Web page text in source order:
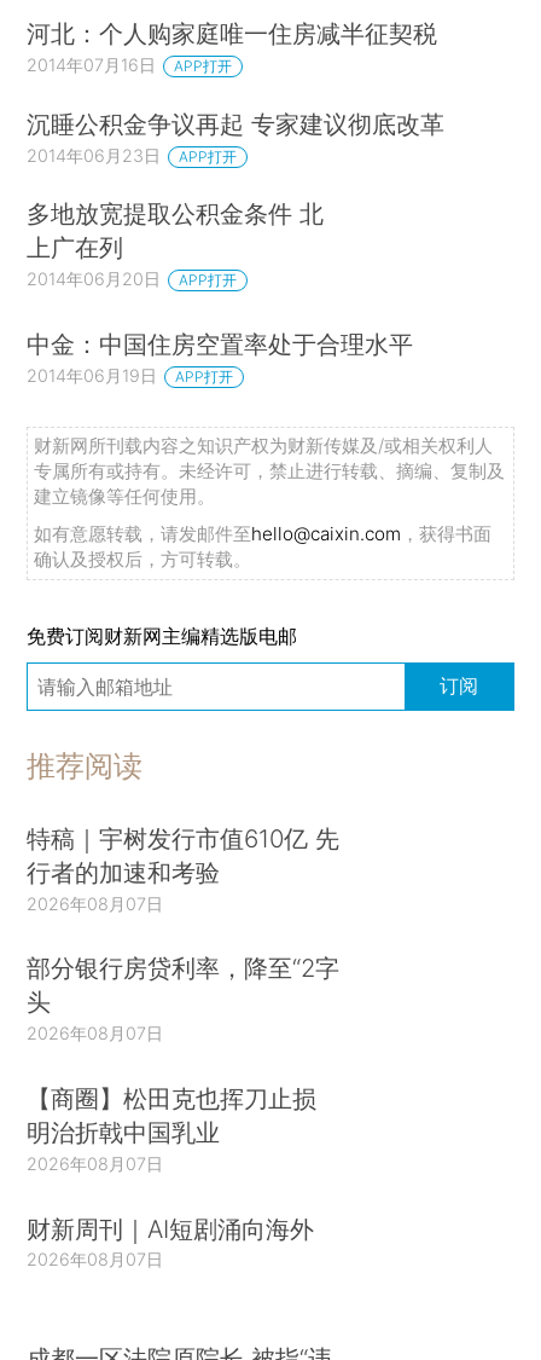
河北：个人购家庭唯一住房减半征契税
2014年07月16日 APP打开
沉睡公积金争议再起 专家建议彻底改革
2014年06月23日 APP打开
多地放宽提取公积金条件 北
上广在列
2014年06月20日 APP打开
中金：中国住房空置率处于合理水平
2014年06月19日 APP打开
财新网所刊载内容之知识产权为财新传媒及/或相关权利人
专属所有或持有。未经许可，禁止进行转载、摘编、复制及
建立镜像等任何使用。
如有意愿转载，请发邮件至hello@caixin.com ，获得书面
确认及授权后，方可转载。
免费订阅财新网主编精选版电邮
订阅
推荐阅读
特稿｜宇树发行市值610亿 先
行者的加速和考验
2026年08月07日
部分银行房贷利率，降至“2字
头
2026年08月07日
【商圈】松田克也挥刀止损
明治折戟中国乳业
2026年08月07日
财新周刊｜AI短剧涌向海外
2026年08月07日